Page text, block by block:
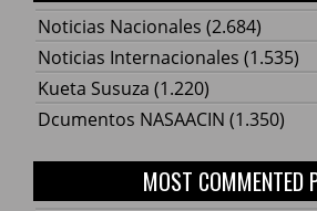
Noticias Nacionales (2.684)
Noticias Internacionales (1.535)
Kueta Susuza (1.220)
Dcumentos NASAACIN (1.350)
MOST COMMENTED